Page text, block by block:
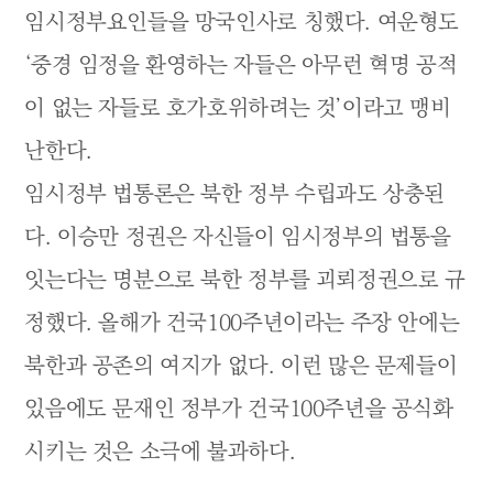
임시정부요인들을 망국인사로 칭했다. 여운형도
‘중경 임정을 환영하는 자들은 아무런 혁명 공적
이 없는 자들로 호가호위하려는 것’이라고 맹비
난한다.
임시정부 법통론은 북한 정부 수립과도 상충된
다. 이승만 정권은 자신들이 임시정부의 법통을
잇는다는 명분으로 북한 정부를 괴뢰정권으로 규
정했다. 올해가 건국100주년이라는 주장 안에는
북한과 공존의 여지가 없다. 이런 많은 문제들이
있음에도 문재인 정부가 건국100주년을 공식화
시키는 것은 소극에 불과하다.